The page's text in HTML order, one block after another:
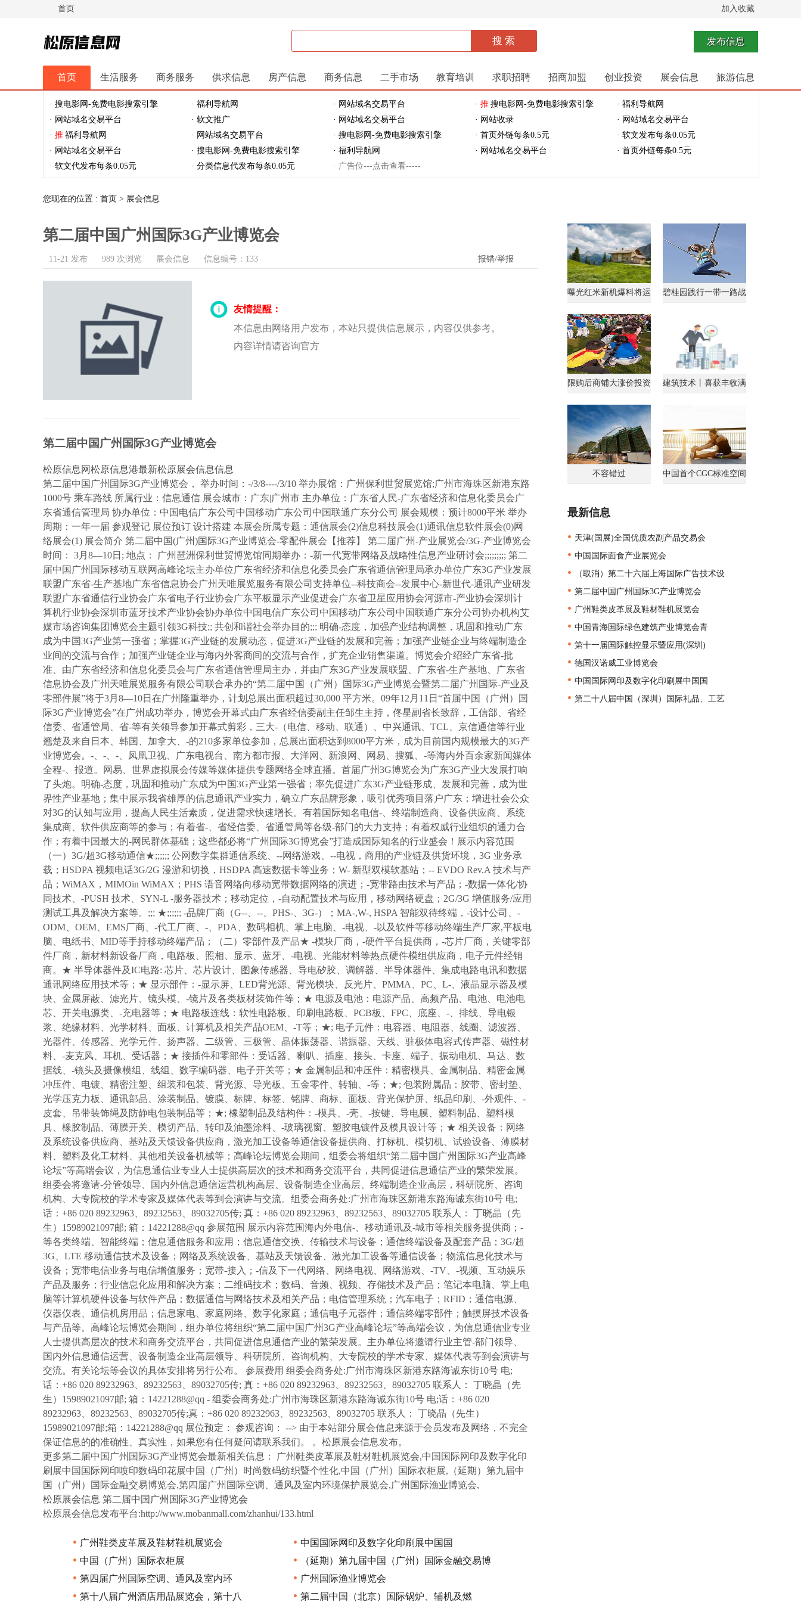
首页 加入收藏
松原信息网 发布信息
首页 生活服务 商务服务 供求信息 房产信息 商务信息 二手市场 教育培训 求职招聘 招商加盟 创业投资 展会信息 旅游信息
休闲娱乐 体育健身 最新资讯 最新推文
· 搜电影网-免费电影搜索引擎 · 福利导航网 · 网站域名交易平台 · 推 搜电影网-免费电影搜索引擎
· 福利导航网
· 网站域名交易平台
· 软文推广 · 网站域名交易平台 · 网站收录
· 网站域名交易平台
· 推 福利导航网 · 网站域名交易平台 · 搜电影网-免费电影搜索引擎 · 首页外链每条0.5元
· 软文发布每条0.05元
· 网站域名交易平台
· 搜电影网-免费电影搜索引擎 · 福利导航网 · 网站域名交易平台
· 首页外链每条0.5元
· 软文代发布每条0.05元
· 分类信息代发布每条0.05元 · 广告位---点击查看-----
您现在的位置 : 首页 > 展会信息
第二届中国广州国际3G产业博览会
11-21 发布 989 次浏览 展会信息 信息编号：133 报错/举报
友情提醒：
本信息由网络用户发布，本站只提供信息展示，内容仅供参考。
内容详情请咨询官方
第二届中国广州国际3G产业博览会
松原信息网松原信息港最新松原展会信息信息
第二届中国广州国际3G产业博览会， 举办时间：-/3/8----/3/10 举办展馆：广州保利世贸展览馆;广州市海珠区新港东路
1000号 乘车路线 所属行业：信息通信 展会城市：广东|广州市 主办单位：广东省人民-广东省经济和信息化委员会广
东省通信管理局 协办单位：中国电信广东公司中国移动广东公司中国联通广东分公司 展会规模：预计8000平米 举办
周期：一年一届 参观登记 展位预订 设计搭建 本展会所属专题：通信展会(2)信息科技展会(1)通讯信息软件展会(0)网
络展会(1) 展会简介 第二届中国(广州)国际3G产业博览会-零配件展会【推荐】 第二届广州-产业展览会/3G-产业博览会
时间： 3月8—10日; 地点： 广州琶洲保利世贸博览馆同期举办：-新一代宽带网络及战略性信息产业研讨会;;;;;;;;; 第二
届中国广州国际移动互联网高峰论坛主办单位广东省经济和信息化委员会广东省通信管理局承办单位广东3G产业发展
联盟广东省-生产基地广东省信息协会广州天唯展览服务有限公司支持单位--科技商会--发展中心-新世代-通讯产业研发
联盟广东省通信行业协会广东省电子行业协会广东平板显示产业促进会广东省卫星应用协会河源市-产业协会深圳计
算机行业协会深圳市蓝牙技术产业协会协办单位中国电信广东公司中国移动广东公司中国联通广东分公司协办机构艾
媒市场咨询集团博览会主题引领3G科技;; 共创和谐社会举办目的;;; 明确-态度，加强产业结构调整，巩固和推动广东
成为中国3G产业第一强省；掌握3G产业链的发展动态，促进3G产业链的发展和完善；加强产业链企业与终端制造企
业间的交流与合作；加强产业链企业与海内外客商间的交流与合作，扩充企业销售渠道。博览会介绍经广东省-批
准、由广东省经济和信息化委员会与广东省通信管理局主办，并由广东3G产业发展联盟、广东省-生产基地、广东省
信息协会及广州天唯展览服务有限公司联合承办的“第二届中国（广州）国际3G产业博览会暨第二届广州国际-产业及
零部件展”将于3月8—10日在广州隆重举办，计划总展出面积超过30,000 平方米。09年12月11日“首届中国（广州）国
际3G产业博览会”在广州成功举办，博览会开幕式由广东省经信委副主任邹生主持，佟星副省长致辞，工信部、省经
信委、省通管局、省-等有关领导参加开幕式剪彩，三大-（电信、移动、联通）、中兴通讯、TCL、京信通信等行业
翘楚及来自日本、韩国、加拿大、-的210多家单位参加，总展出面积达到8000平方米，成为目前国内规模最大的3G产
业博览会。-、-、-、凤凰卫视、广东电视台、南方都市报、大洋网、新浪网、网易、搜狐、-等海内外百余家新闻媒体
全程-、报道。网易、世界虚拟展会传媒等媒体提供专题网络全球直播。首届广州3G博览会为广东3G产业大发展打响
了头炮。明确-态度，巩固和推动广东成为中国3G产业第一强省；率先促进广东3G产业链形成、发展和完善，成为世
界性产业基地；集中展示我省雄厚的信息通讯产业实力，确立广东品牌形象，吸引优秀项目落户广东；增进社会公众
对3G的认知与应用，提高人民生活素质，促进需求快速增长。有着国际知名电信-、终端制造商、设备供应商、系统
集成商、软件供应商等的参与；有着省-、省经信委、省通管局等各级-部门的大力支持；有着权威行业组织的通力合
作；有着中国最大的-网民群体基础；这些都必将“广州国际3G博览会”打造成国际知名的行业盛会！展示内容范围
（一）3G/超3G移动通信★;;;;;; 公网数字集群通信系统、--网络游戏、--电视，商用的产业链及供货环境，3G 业务承
载；HSDPA 视频电话3G/2G 漫游和切换，HSDPA 高速数据卡等业务；W- 新型双模软基站；-- EVDO Rev.A 技术与产
品；WiMAX，MIMOin WiMAX；PHS 语音网络向移动宽带数据网络的演进；-宽带路由技术与产品；-数据一体化/协
同技术、-PUSH 技术、SYN-L -服务器技术；移动定位，-自动配置技术与应用，移动网络硬盘；2G/3G 增值服务/应用
测试工具及解决方案等。;;; ★;;;;;; -品牌厂商（G--、--、PHS-、3G-）；MA-,W-, HSPA 智能双待终端，-设计公司、-
ODM、OEM、EMS厂商、-代工厂商、-、PDA、数码相机、掌上电脑、-电视、-以及软件等移动终端生产厂家,平板电
脑、电纸书、MID等手持移动终端产品；（二）零部件及产品★ -模块厂商，-硬件平台提供商，-芯片厂商，关键零部
件厂商，新材料新设备厂商，电路板、照相、显示、蓝牙、-电视、光能材料等热点硬件模组供应商，电子元件经销
商。★ 半导体器件及IC电路: 芯片、芯片设计、图象传感器、导电矽胶、调解器、半导体器件、集成电路电讯和数据
通讯网络应用技术等；★ 显示部件：-显示屏、LED背光源、背光模块、反光片、PMMA、PC、L-、液晶显示器及模
块、金属屏蔽、滤光片、镜头模、-镜片及各类板材装饰件等；★ 电源及电池：电源产品、高频产品、电池、电池电
芯、开关电源类、-充电器等；★ 电路板连线：软性电路板、印刷电路板、PCB板、FPC、底座、-、排线、导电银
浆、绝缘材料、光学材料、面板、计算机及相关产品OEM、-T等；★; 电子元件：电容器、电阻器、线圈、滤波器、
光器件、传感器、光学元件、扬声器、二级管、三极管、晶体振荡器、谐振器、天线、驻极体电容式传声器、磁性材
料、-麦克风、耳机、受话器；★ 接插件和零部件：受话器、喇叭、插座、接头、卡座、端子、振动电机、马达、数
据线、-镜头及摄像模组、线组、数字编码器、电子开关等；★ 金属制品和冲压件：精密模具、金属制品、精密金属
冲压件、电镀、精密注塑、组装和包装、背光源、导光板、五金零件、转轴、-等；★; 包装附属品：胶带、密封垫、
光学压克力板、通讯部品、涂装制品、镀膜、标牌、标签、铭牌、商标、面板、背光保护屏、纸品印刷、-外观件、-
皮套、吊带装饰绳及防静电包装制品等；★; 橡塑制品及结构件：-模具、-壳、-按键、导电膜、塑料制品、塑料模
具、橡胶制品、薄膜开关、模切产品、转印及油墨涂料、-玻璃视窗、塑胶电镀件及模具设计等；★ 相关设备：网络
及系统设备供应商、基站及天馈设备供应商，激光加工设备等通信设备提供商、打标机、模切机、试验设备、薄膜材
料、塑料及化工材料、其他相关设备机械等；高峰论坛博览会期间，组委会将组织“第二届中国广州国际3G产业高峰
论坛”等高端会议，为信息通信业专业人士提供高层次的技术和商务交流平台，共同促进信息通信产业的繁荣发展。
组委会将邀请-分管领导、国内外信息通信运营机构高层、设备制造企业高层、终端制造企业高层，科研院所、咨询
机构、大专院校的学术专家及媒体代表等到会演讲与交流。组委会商务处:广州市海珠区新港东路海诚东街10号 电;
话：+86 020 89232963、89232563、89032705传; 真：+86 020 89232963、89232563、89032705 联系人： 丁晓晶（先
生）15989021097邮; 箱：14221288@qq 参展范围 展示内容范围海内外电信-、移动通讯及-城市等相关服务提供商；-
等各类终端、智能终端；信息通信服务和应用；信息通信交换、传输技术与设备；通信终端设备及配套产品；3G/超
3G、LTE 移动通信技术及设备；网络及系统设备、基站及天馈设备、激光加工设备等通信设备；物流信息化技术与
设备；宽带电信业务与电信增值服务；宽带-接入；-信及下一代网络、网络电视、网络游戏、-TV、-视频、互动娱乐
产品及服务；行业信息化应用和解决方案；二维码技术；数码、音频、视频、存储技术及产品；笔记本电脑、掌上电
脑等计算机硬件设备与软件产品；数据通信与网络技术及相关产品；电信管理系统；汽车电子；RFID；通信电源、
仪器仪表、通信机房用品；信息家电、家庭网络、数字化家庭；通信电子元器件；通信终端零部件；触摸屏技术设备
与产品等。高峰论坛博览会期间，组办单位将组织“第二届中国广州3G产业高峰论坛”等高端会议，为信息通信业专业
人士提供高层次的技术和商务交流平台，共同促进信息通信产业的繁荣发展。主办单位将邀请行业主管-部门领导、
国内外信息通信运营、设备制造企业高层领导、科研院所、咨询机构、大专院校的学术专家、媒体代表等到会演讲与
交流。有关论坛等会议的具体安排将另行公布。 参展费用 组委会商务处:广州市海珠区新港东路海诚东街10号 电;
话：+86 020 89232963、89232563、89032705传; 真：+86 020 89232963、89232563、89032705 联系人： 丁晓晶（先
生）15989021097邮; 箱：14221288@qq - 组委会商务处:广州市海珠区新港东路海诚东街10号 电;话：+86 020
89232963、89232563、89032705传;真：+86 020 89232963、89232563、89032705 联系人： 丁晓晶（先生）
15989021097邮;箱：14221288@qq 展位预定： 参观咨询： --> 由于本站部分展会信息来源于会员发布及网络，不完全
保证信息的的准确性、真实性，如果您有任何疑问请联系我们。 。松原展会信息发布。
更多第二届中国广州国际3G产业博览会最新相关信息： 广州鞋类皮革展及鞋材鞋机展览会,中国国际网印及数字化印
刷展中国国际网印喷印数码印花展中国（广州）时尚数码纺织暨个性化,中国（广州）国际衣柜展,（延期）第九届中
国（广州）国际金融交易博览会,第四届广州国际空调、通风及室内环境保护展览会,广州国际渔业博览会,
松原展会信息 第二届中国广州国际3G产业博览会
松原展会信息发布平台:http://www.mobanmall.com/zhanhui/133.html
• 广州鞋类皮革展及鞋材鞋机展览会 • 中国国际网印及数字化印刷展中国国
• 中国（广州）国际衣柜展 • （延期）第九届中国（广州）国际金融交易博
• 第四届广州国际空调、通风及室内环 • 广州国际渔业博览会
• 第十八届广州酒店用品展览会，第十八 • 第二届中国（北京）国际锅炉、辅机及燃
曝光红米新机爆料将运 碧桂园践行一带一路战
限购后商铺大涨价投资 建筑技术丨喜获丰收满
不容错过 中国首个CGC标准空间
最新信息
• 天津(国展)全国优质农副产品交易会
• 中国国际面食产业展览会
• （取消）第二十六届上海国际广告技术设
• 第二届中国广州国际3G产业博览会
• 广州鞋类皮革展及鞋材鞋机展览会
• 中国青海国际绿色建筑产业博览会青
• 第十一届国际触控显示暨应用(深圳)
• 德国汉诺威工业博览会
• 中国国际网印及数字化印刷展中国国
• 第二十八届中国（深圳）国际礼品、工艺